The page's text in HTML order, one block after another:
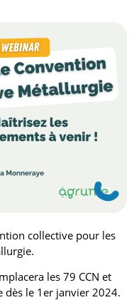
collective pour les
les 79 CCN et
dès le 1er janvier 2024.